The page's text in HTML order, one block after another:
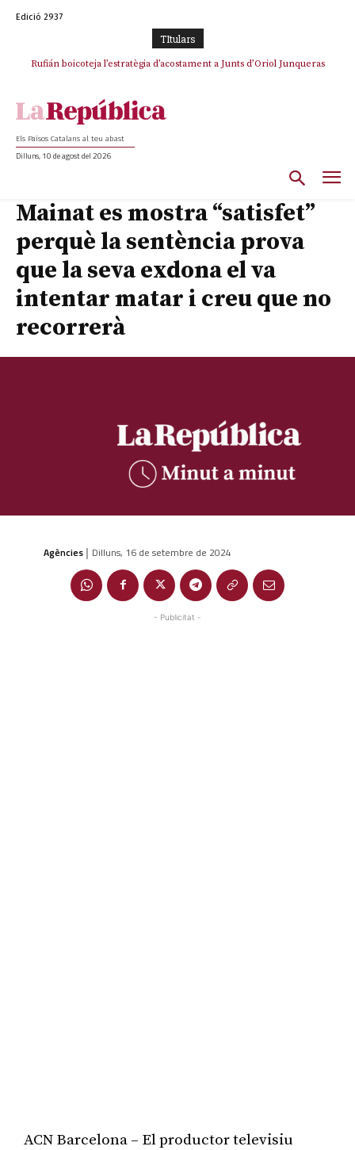
Edició 2937
TItulars
Rufián boicoteja l’estratègia d’acostament a Junts d’Oriol Junqueras
Els Països Catalans al teu abast
Dilluns, 10 de agost del 2026
Mainat es mostra “satisfet”
perquè la sentència prova
que la seva exdona el va
intentar matar i creu que no
recorrerà
Agències | Dilluns, 16 de setembre de 2024
- Publicitat -
ACN Barcelona – El productor televisiu